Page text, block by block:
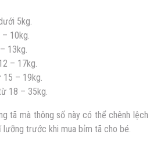
5kg.
10kg.
13kg.
– 17kg.
15 – 19kg.
18 – 35kg.
tã mà thông số này có thể chênh lệch
lưỡng trước khi mua bỉm tã cho bé.